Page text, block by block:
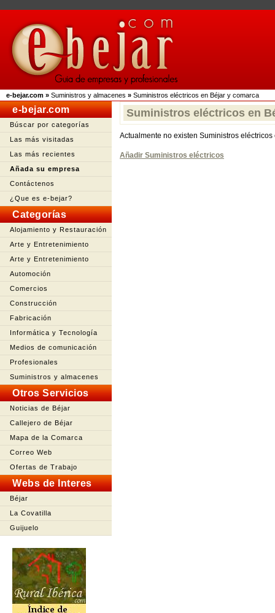
e-bejar.com » Suministros y almacenes » Suministros eléctricos en Béjar y comarca
e-bejar.com
Búscar por categorías
Las más visitadas
Las más recientes
Añada su empresa
Contáctenos
¿Que es e-bejar?
Categorías
Alojamiento y Restauración
Arte y Entretenimiento
Arte y Entretenimiento
Automoción
Comercios
Construcción
Fabricación
Informática y Tecnología
Medios de comunicación
Profesionales
Suministros y almacenes
Otros Servicios
Noticias de Béjar
Callejero de Béjar
Mapa de la Comarca
Correo Web
Ofertas de Trabajo
Webs de Interes
Béjar
La Covatilla
Guijuelo
Suministros eléctricos en
Actualmente no existen Suministros
Añadir Suministros eléctricos